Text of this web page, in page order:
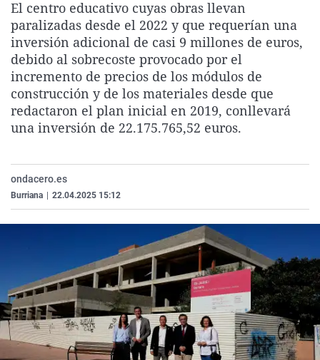
La rosa de los vientos
Gente viajera
Como el perro y el
Caso
Retornados
Equipo de
Operación Viuda
Extremadura
Galicia
La Rioja
Navarra
País Vasco
Virales
Televisión
Elecciones
El centro educativo cuyas obras llevan
paralizadas desde el 2022 y que requerían una
inversión adicional de casi 9 millones de euros,
debido al sobrecoste provocado por el
incremento de precios de los módulos de
construcción y de los materiales desde que
redactaron el plan inicial en 2019, conllevará
una inversión de 22.175.765,52 euros.
ondacero.es
Burriana 22.04.2025 15:12